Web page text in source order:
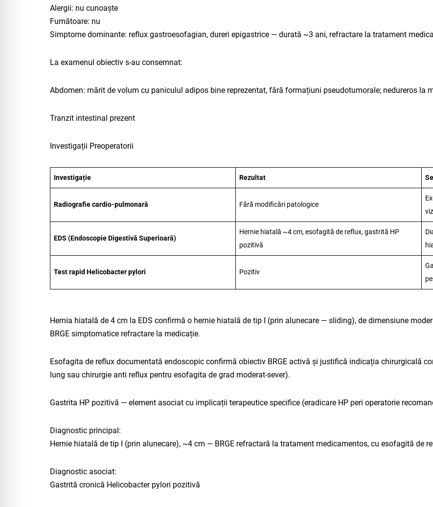
Alergii: nu cunoaște
Fumătoare: nu
Simptome dominante: reflux gastroesofagian, dureri epigastrice — durată ~3 ani, refractare la tratament
La examenul obiectiv s-au consemnat:
Abdomen: mărit de volum cu paniculul adipos bine reprezentat, fără formațiuni pseudotumorale; nedureros la
Tranzit intestinal prezent
Investigații Preoperatorii
Investigație Rezultat
Radiografie cardio-pulmonară Fără modificări patologice
EDS (Endoscopie Digestivă Superioară)
Hernie hiatală ~4 cm, esofagită de reflux, gastrită HP
pozitivă
Test rapid Helicobacter pylori Pozitiv
Hernia hiatală de 4 cm la EDS confirmă o hernie hiatală de tip I (prin alunecare — sliding), de dimensiune
BRGE simptomatice refractare la medicație.
Esofagita de reflux documentată endoscopic confirmă obiectiv BRGE activă și justifică indicația chirurgicală
lung sau chirurgie anti reflux pentru esofagita de grad moderat-sever).
Gastrita HP pozitivă — element asociat cu implicații terapeutice specifice (eradicare HP peri operatorie
Diagnostic principal:
Hernie hiatală de tip I (prin alunecare), ~4 cm — BRGE refractară la tratament medicamentos, cu esofagită de
Diagnostic asociat:
Gastrită cronică Helicobacter pylori pozitivă